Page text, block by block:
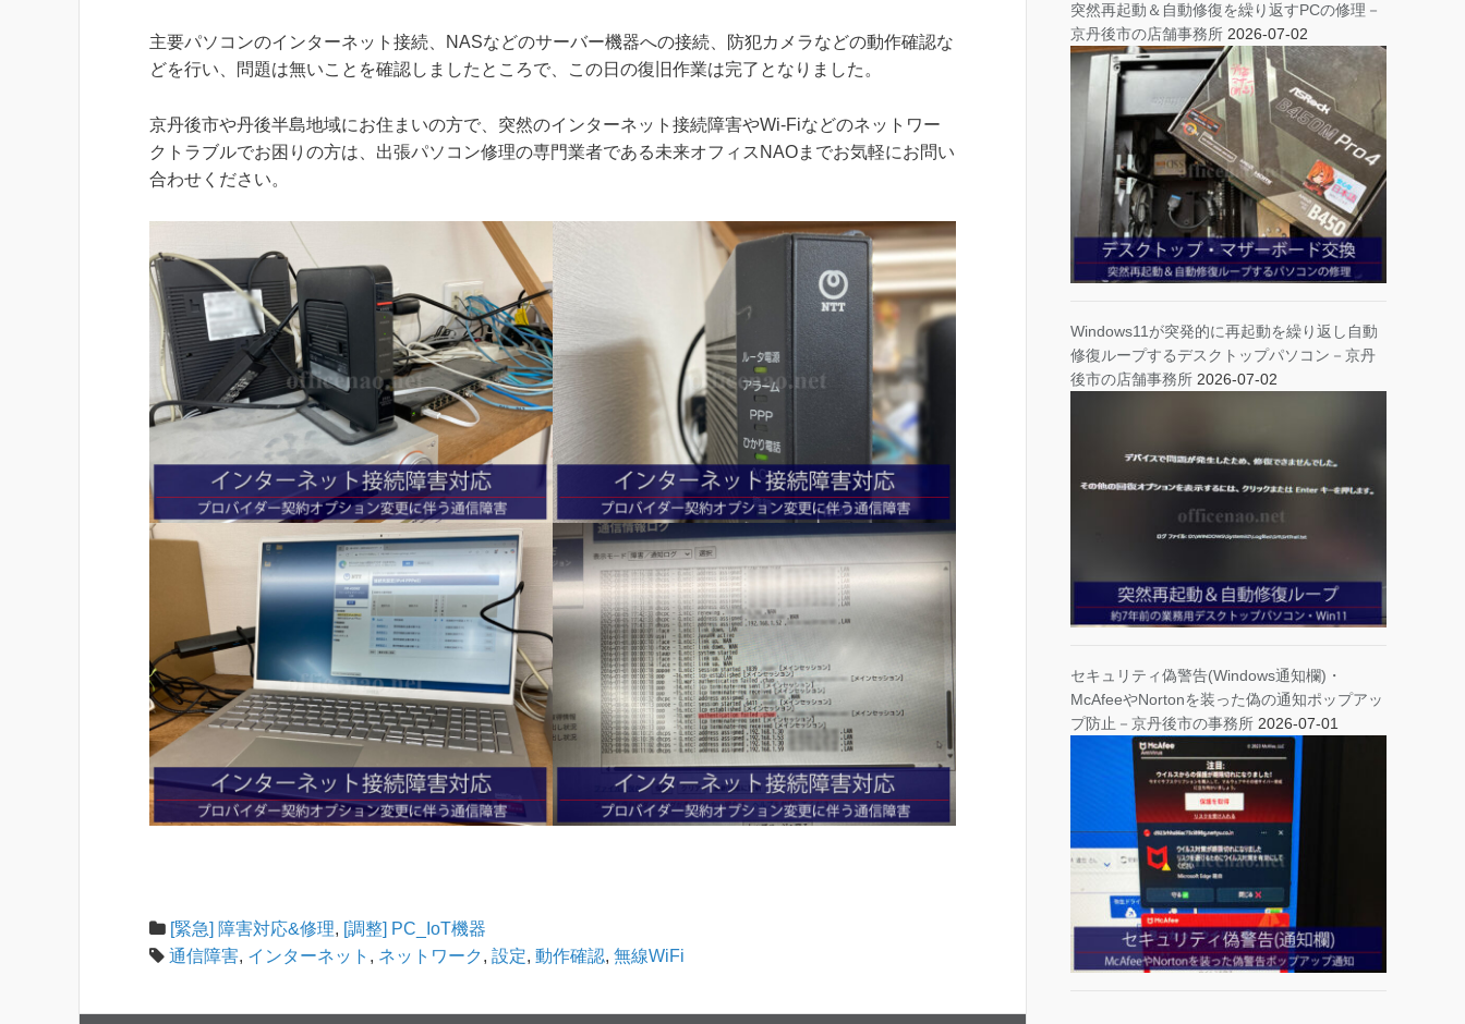
主要パソコンのインターネット接続、NASなどのサーバー機器への接続、防犯カメラなどの動作確認な
どを行い、問題は無いことを確認しましたところで、この日の復旧作業は完了となりました。
京丹後市や丹後半島地域にお住まいの方で、突然のインターネット接続障害やWi-Fiなどのネットワー
クトラブルでお困りの方は、出張パソコン修理の専門業者である未来オフィスNAOまでお気軽にお問い
合わせください。
[緊急] 障害対応&修理, [調整] PC_IoT機器
通信障害, インターネット , ネットワーク , 設定, 動作確認, 無線WiFi
突然再起動＆自動修復を繰り返すPCの修理－
京丹後市の店舗事務所 2026-07-02
Windows11が突発的に再起動を繰り返し自動
修復ループするデスクトップパソコン－京丹
後市の店舗事務所 2026-07-02
セキュリティ偽警告(Windows通知欄)・
McAfeeやNortonを装った偽の通知ポップアッ
プ防止－京丹後市の事務所 2026-07-01